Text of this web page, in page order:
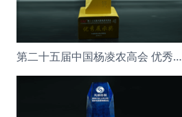
第二十五届中国杨凌农高会 优秀展示奖